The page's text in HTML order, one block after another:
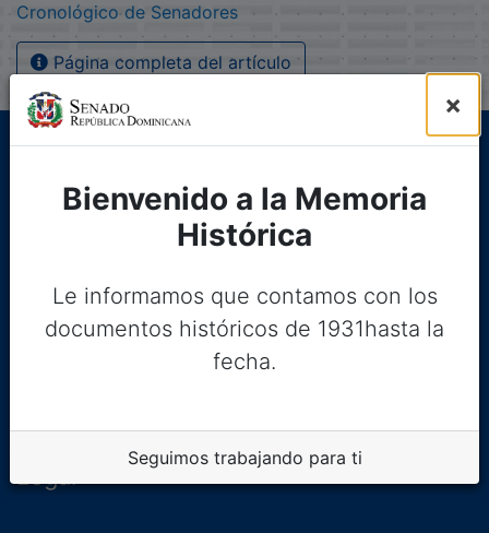
Cronológico de Senadores
Página completa del artículo
×
Bienvenido a la Memoria
Histórica
Le informamos que contamos con los
documentos históricos de 1931hasta la
fecha.
Seguimos trabajando para ti